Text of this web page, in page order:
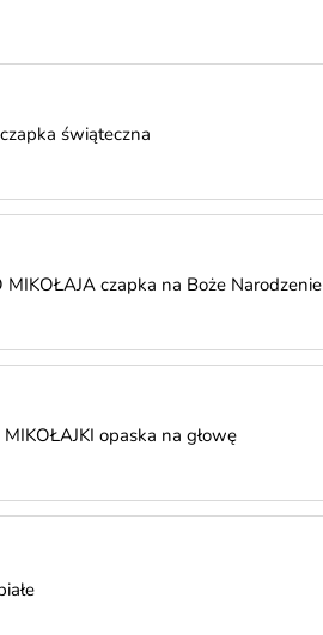
świąteczna
MIKOŁAJA czapka na Boże Narodzenie
opaska na głowę